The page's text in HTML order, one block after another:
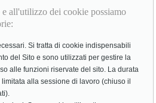
e all'utilizzo dei cookie possiamo
Si tratta di cookie indispensabili
del Sito e sono utilizzati per gestire la
alle funzioni riservate del sito. La durata
alla sessione di lavoro (chiuso il